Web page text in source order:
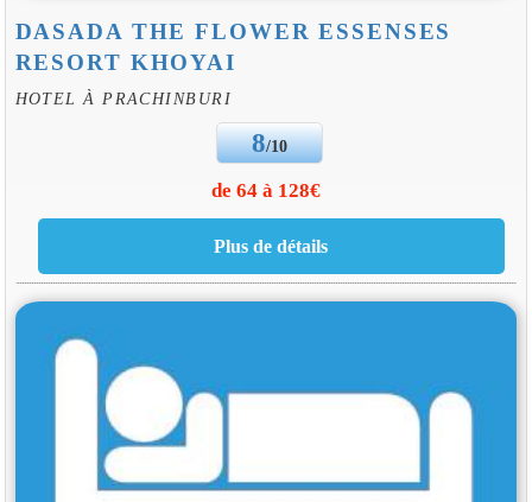
DASADA THE FLOWER ESSENSES
RESORT KHOYAI
HOTEL À PRACHINBURI
8/10
de 64 à 128€